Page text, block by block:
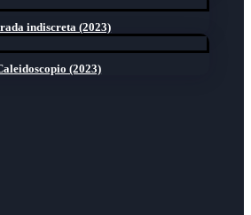
indiscreta (2023)
(2023)